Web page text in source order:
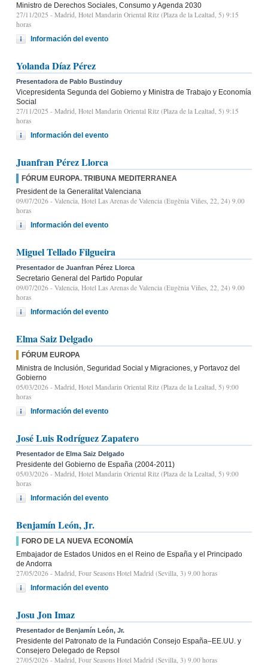
Ministro de Derechos Sociales, Consumo y Agenda 2030
27/11/2025 - Madrid, Hotel Mandarin Oriental Ritz (Plaza de la Lealtad, 5) 9:15
horas
Información del evento
Yolanda Díaz Pérez
Presentadora de Pablo Bustinduy
Vicepresidenta Segunda del Gobierno y Ministra de Trabajo y Economía
Social
27/11/2025 - Madrid, Hotel Mandarin Oriental Ritz (Plaza de la Lealtad, 5) 9:15
horas
Información del evento
Juanfran Pérez Llorca
FÓRUM EUROPA. TRIBUNA MEDITERRANEA
President de la Generalitat Valenciana
09/07/2026 - Valencia, Hotel Las Arenas de Valencia (Eugènia Viñes, 22, 24) 9.00
horas
Información del evento
Miguel Tellado Filgueira
Presentador de Juanfran Pérez Llorca
Secretario General del Partido Popular
09/07/2026 - Valencia, Hotel Las Arenas de Valencia (Eugènia Viñes, 22, 24) 9.00
horas
Información del evento
Elma Saiz Delgado
FÓRUM EUROPA
Ministra de Inclusión, Seguridad Social y Migraciones, y Portavoz del
Gobierno
05/03/2026 - Madrid, Hotel Mandarin Oriental Ritz (Plaza de la Lealtad, 5) 9:00
horas
Información del evento
José Luis Rodríguez Zapatero
Presentador de Elma Saiz Delgado
Presidente del Gobierno de España (2004-2011)
05/03/2026 - Madrid, Hotel Mandarin Oriental Ritz (Plaza de la Lealtad, 5) 9:00
horas
Información del evento
Benjamín León, Jr.
FORO DE LA NUEVA ECONOMÍA
Embajador de Estados Unidos en el Reino de España y el Principado
de Andorra
27/05/2026 - Madrid, Four Seasons Hotel Madrid (Sevilla, 3) 9.00 horas
Información del evento
Josu Jon Imaz
Presentador de Benjamín León, Jr.
Presidente del Patronato de la Fundación Consejo España–EE.UU. y
Consejero Delegado de Repsol
27/05/2026 - Madrid, Four Seasons Hotel Madrid (Sevilla, 3) 9.00 horas